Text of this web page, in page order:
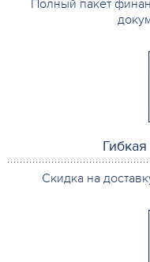
Полный пакет
Скидка на